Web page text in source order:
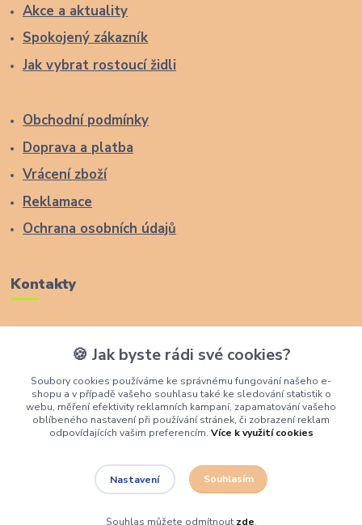
Akce a aktuality
Spokojený zákazník
Jak vybrat rostoucí židli
Obchodní podmínky
Doprava a platba
Vrácení zboží
Reklamace
Ochrana osobních údajů
Kontakty
+420 774 291 043
info@rostouci-zidle.cz
🍪 Jak byste rádi své cookies?
Soubory cookies používáme ke správnému fungování našeho e-
shopu a v případě vašeho souhlasu také ke sledování statistik o
webu, měření efektivity reklamních kampaní, zapamatování vašeho
oblíbeného nastavení při používání stránek, či zobrazení reklam
odpovídajících vašim preferencím. Více k využití cookies
Nastavení Souhlasím
Souhlas můžete odmítnout zde.